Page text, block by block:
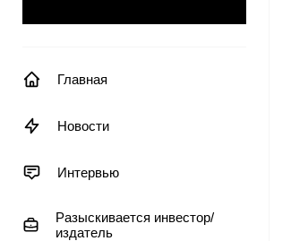
Главная
Новости
Интервью
Разыскивается инвестор/
издатель